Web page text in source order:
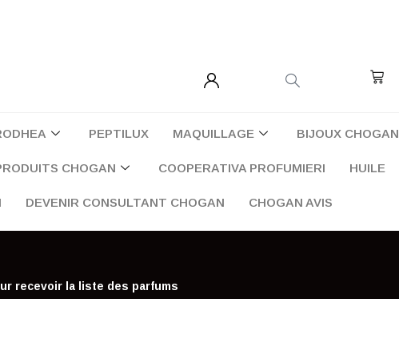
Cart
PEPTILUX MAQUILLAGE BIJOUX CHOGAN
CHOGAN COOPERATIVA PROFUMIERI HUILE
DEVENIR CONSULTANT CHOGAN CHOGAN AVIS
recevoir la liste des parfums